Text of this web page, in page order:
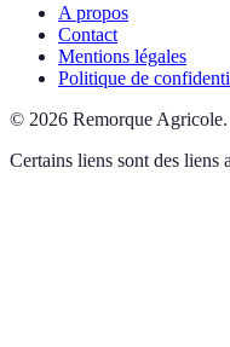
A propos
Contact
Mentions légales
Politique de
© 2026 Remorque Agricole.
Certains liens sont des liens